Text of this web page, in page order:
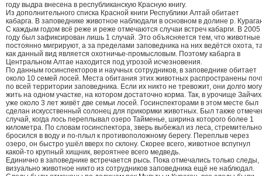
году выдра внесена в республиканскую Красную книгу.
Из дополнительного списка Красной книги Республики Алтай обитает
кабарга. В заповеднике животное наблюдали в основном в долине р.
С каждым годом всё реже и реже отмечаются случаи встреч кабарги. В 2005
году был зафиксирован лишь 1 случай. Это объясняется тем, что животные
постоянно мигрируют, а за пределами заповедника на них ведётся охота,
как данный вид является охотничье-промысловым. Поэтому кабарга в
Центральном Алтае находится под угрозой исчезновения.
По данным госинспекторов и научных сотрудников, в заповеднике обитает
около 10 семей лосей. Места обитания этих животных распространены
по всей территории заповедника. Если их никто не тревожит, они долго
жить на одном участке, на котором достаточно корма. Так, в урочище
уже около 3 лет живёт две семьи лосей. Госинспекторами в этом месте был
сделан искусственный солонец для прикормки животных. Был также
случай, когда лось переплывал озеро Тайменье, ширина которого более 1
километра. По словам госинспектора, зверь выбежал из леса, стремительно
бросился в воду и по-плыл к противоположному берегу. Переплыв через
озеро, он быстро ушёл вверх по склону. Скорее всего, животное вспугнул
какой-то крупный хищник, вероятнее всего медведь.
Единично в заповеднике встречается рысь. Пока отмечались только следы,
визуально животное никто из сотрудников заповедника ещё не наблюдал.